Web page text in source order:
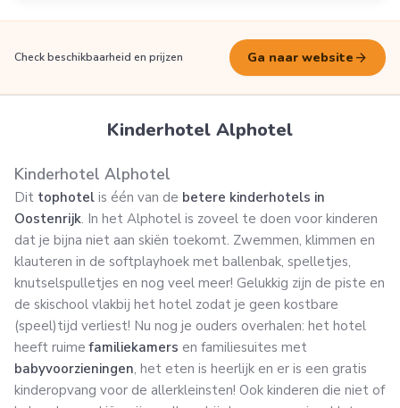
Check beschikbaarheid en prijzen Ga naar website arrow_forward
Kinderhotel Alphotel
Kinderhotel Alphotel
Dit tophotel is één van de betere kinderhotels in
Oostenrijk. In het Alphotel is zoveel te doen voor kinderen
dat je bijna niet aan skiën toekomt. Zwemmen, klimmen en
klauteren in de softplayhoek met ballenbak, spelletjes,
knutselspulletjes en nog veel meer! Gelukkig zijn de piste en
de skischool vlakbij het hotel zodat je geen kostbare
(speel)tijd verliest! Nu nog je ouders overhalen: het hotel
heeft ruimefamiliekamers en familiesuites met
babyvoorzieningen, het eten is heerlijk en er is een gratis
kinderopvang voor de allerkleinsten! Ook kinderen die niet of